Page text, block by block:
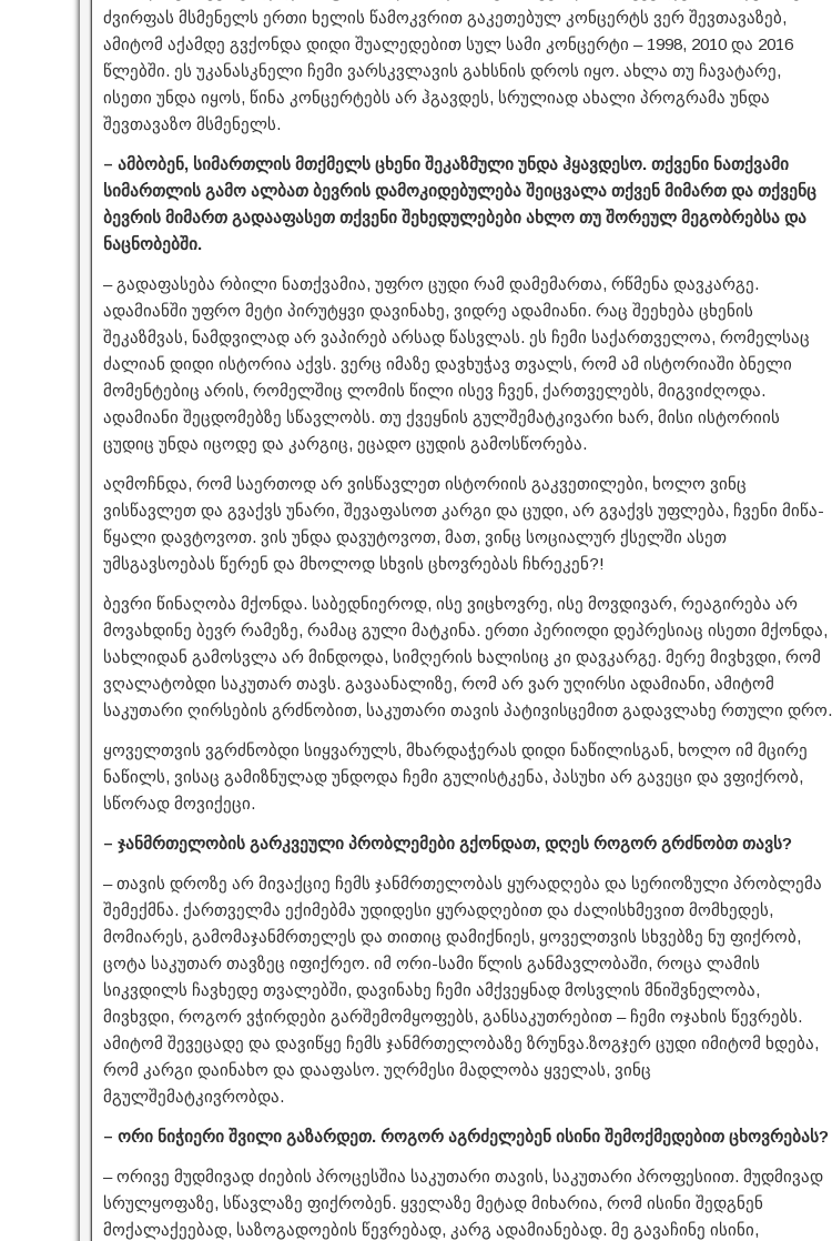
ძვირფას მსმენელს ერთი ხელის წამოკვრით გაკეთებულ კონცერტს ვერ შევთავაზებ,
ამიტომ აქამდე გვქონდა დიდი შუალედებით სულ სამი კონცერტი – 1998, 2010 და 2016
წლებში. ეს უკანასკნელი ჩემი ვარსკვლავის გახსნის დროს იყო. ახლა თუ ჩავატარე,
ისეთი უნდა იყოს, წინა კონცერტებს არ ჰგავდეს, სრულიად ახალი პროგრამა უნდა
შევთავაზო მსმენელს.
– ამბობენ, სიმართლის მთქმელს ცხენი შეკაზმული უნდა ჰყავდესო. თქვენი ნათქვამი
სიმართლის გამო ალბათ ბევრის დამოკიდებულება შეიცვალა თქვენ მიმართ და თქვენც
ბევრის მიმართ გადააფასეთ თქვენი შეხედულებები ახლო თუ შორეულ მეგობრებსა და
ნაცნობებში.
– გადაფასება რბილი ნათქვამია, უფრო ცუდი რამ დამემართა, რწმენა დავკარგე.
ადამიანში უფრო მეტი პირუტყვი დავინახე, ვიდრე ადამიანი. რაც შეეხება ცხენის
შეკაზმვას, ნამდვილად არ ვაპირებ არსად წასვლას. ეს ჩემი საქართველოა, რომელსაც
ძალიან დიდი ისტორია აქვს. ვერც იმაზე დავხუჭავ თვალს, რომ ამ ისტორიაში ბნელი
მომენტებიც არის, რომელშიც ლომის წილი ისევ ჩვენ, ქართველებს, მიგვიძღოდა.
ადამიანი შეცდომებზე სწავლობს. თუ ქვეყნის გულშემატკივარი ხარ, მისი ისტორიის
ცუდიც უნდა იცოდე და კარგიც, ეცადო ცუდის გამოსწორება.
აღმოჩნდა, რომ საერთოდ არ ვისწავლეთ ისტორიის გაკვეთილები, ხოლო ვინც
ვისწავლეთ და გვაქვს უნარი, შევაფასოთ კარგი და ცუდი, არ გვაქვს უფლება, ჩვენი მიწა-
წყალი დავტოვოთ. ვის უნდა დავუტოვოთ, მათ, ვინც სოციალურ ქსელში ასეთ
უმსგავსოებას წერენ და მხოლოდ სხვის ცხოვრებას ჩხრეკენ?!
ბევრი წინაღობა მქონდა. საბედნიეროდ, ისე ვიცხოვრე, ისე მოვდივარ, რეაგირება არ
მოვახდინე ბევრ რამეზე, რამაც გული მატკინა. ერთი პერიოდი დეპრესიაც ისეთი მქონდა,
სახლიდან გამოსვლა არ მინდოდა, სიმღერის ხალისიც კი დავკარგე. მერე მივხვდი, რომ
ვღალატობდი საკუთარ თავს. გავაანალიზე, რომ არ ვარ უღირსი ადამიანი, ამიტომ
საკუთარი ღირსების გრძნობით, საკუთარი თავის პატივისცემით გადავლახე რთული დრო.
ყოველთვის ვგრძნობდი სიყვარულს, მხარდაჭერას დიდი ნაწილისგან, ხოლო იმ მცირე
ნაწილს, ვისაც გამიზნულად უნდოდა ჩემი გულისტკენა, პასუხი არ გავეცი და ვფიქრობ,
სწორად მოვიქეცი.
– ჯანმრთელობის გარკვეული პრობლემები გქონდათ, დღეს როგორ გრძნობთ თავს?
– თავის დროზე არ მივაქციე ჩემს ჯანმრთელობას ყურადღება და სერიოზული პრობლემა
შემექმნა. ქართველმა ექიმებმა უდიდესი ყურადღებით და ძალისხმევით მომხედეს,
მომიარეს, გამომაჯანმრთელეს და თითიც დამიქნიეს, ყოველთვის სხვებზე ნუ ფიქრობ,
ცოტა საკუთარ თავზეც იფიქრეო. იმ ორი-სამი წლის განმავლობაში, როცა ლამის
სიკვდილს ჩავხედე თვალებში, დავინახე ჩემი ამქვეყნად მოსვლის მნიშვნელობა,
მივხვდი, როგორ ვჭირდები გარშემომყოფებს, განსაკუთრებით – ჩემი ოჯახის წევრებს.
ამიტომ შევეცადე და დავიწყე ჩემს ჯანმრთელობაზე ზრუნვა.ზოგჯერ ცუდი იმიტომ ხდება,
რომ კარგი დაინახო და დააფასო. უღრმესი მადლობა ყველას, ვინც
მგულშემატკივრობდა.
– ორი ნიჭიერი შვილი გაზარდეთ. როგორ აგრძელებენ ისინი შემოქმედებით ცხოვრებას?
– ორივე მუდმივად ძიების პროცესშია საკუთარი თავის, საკუთარი პროფესიით. მუდმივად
სრულყოფაზე, სწავლაზე ფიქრობენ. ყველაზე მეტად მიხარია, რომ ისინი შედგნენ
მოქალაქეებად, საზოგადოების წევრებად, კარგ ადამიანებად. მე გავაჩინე ისინი,